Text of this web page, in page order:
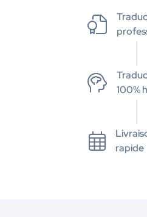
100%
rapide